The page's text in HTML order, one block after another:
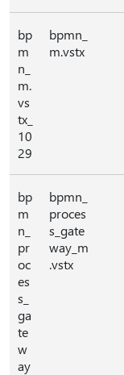
bp
m
n_
m.
vs
tx_
10
29
bpmn_
m.vstx
bp
m
n_
pr
oc
es
s_
ga
te
w
ay
bpmn_
proces
s_gate
way_m
.vstx